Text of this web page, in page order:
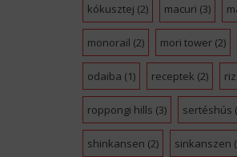
kókusztej (2) macuri (3)
monorail (2) mori tower(2)
odaiba (1) receptek (2)
roppongi hills (3) sertéshús
shinkansen (2) sinkanszen